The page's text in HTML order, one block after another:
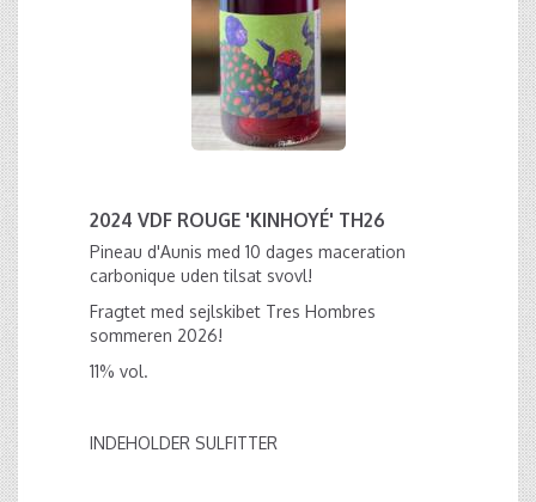
2024 VDF ROUGE 'KINHOYÉ' TH26
Pineau d'Aunis med 10 dages maceration
carbonique uden tilsat svovl!
Fragtet med sejlskibet Tres Hombres
sommeren 2026!
11% vol.
INDEHOLDER SULFITTER